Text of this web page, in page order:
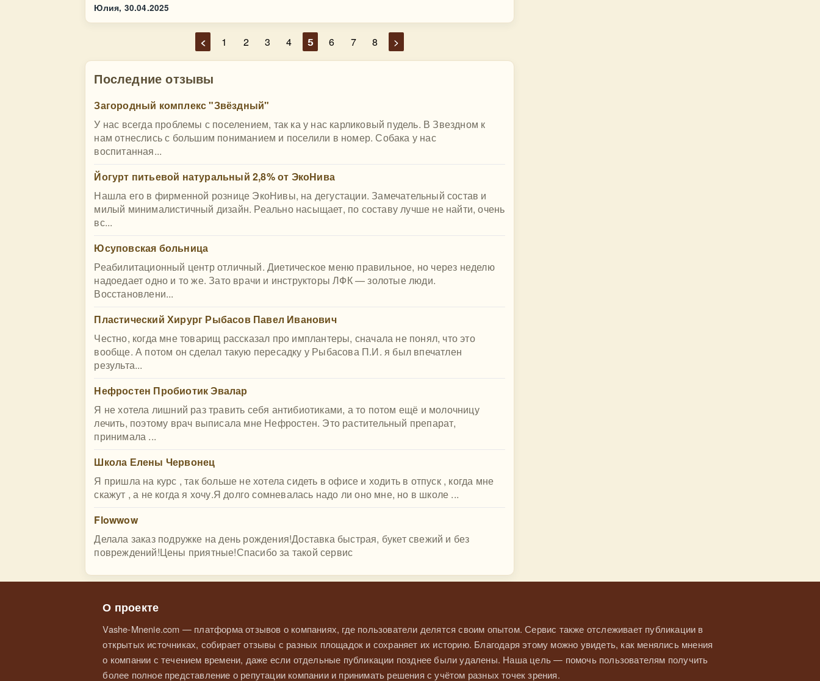
Юлия, 30.04.2025
< 1 2 3 4 5 6 7 8 >
Последние отзывы
Загородный комплекс "Звёздный"
У нас всегда проблемы с поселением, так ка у нас карликовый пудель. В Звездном к
нам отнеслись с большим пониманием и поселили в номер. Собака у нас
воспитанная...
Йогурт питьевой натуральный 2,8% от ЭкоНива
Нашла его в фирменной рознице ЭкоНивы, на дегустации. Замечательный состав и
милый минималистичный дизайн. Реально насыщает, по составу лучше не найти, очень
вс...
Юсуповская больница
Реабилитационный центр отличный. Диетическое меню правильное, но через неделю
надоедает одно и то же. Зато врачи и инструкторы ЛФК — золотые люди.
Восстановлени...
Пластический Хирург Рыбасов Павел Иванович
Честно, когда мне товарищ рассказал про имплантеры, сначала не понял, что это
вообще. А потом он сделал такую пересадку у Рыбасова П.И. я был впечатлен
результа...
Нефростен Пробиотик Эвалар
Я не хотела лишний раз травить себя антибиотиками, а то потом ещё и молочницу
лечить, поэтому врач выписала мне Нефростен. Это растительный препарат,
принимала ...
Школа Елены Червонец
Я пришла на курс , так больше не хотела сидеть в офисе и ходить в отпуск , когда мне
скажут , а не когда я хочу.Я долго сомневалась надо ли оно мне, но в школе ...
Flowwow
Делала заказ подружке на день рождения!Доставка быстрая, букет свежий и без
повреждений!Цены приятные!Спасибо за такой сервис
О проекте
Vashe-Mnenie.com — платформа отзывов о компаниях, где пользователи делятся своим опытом. Сервис также отслеживает публикации в
открытых источниках, собирает отзывы с разных площадок и сохраняет их историю. Благодаря этому можно увидеть, как менялись мнения
о компании с течением времени, даже если отдельные публикации позднее были удалены. Наша цель — помочь пользователям получить
более полное представление о репутации компании и принимать решения с учётом разных точек зрения.